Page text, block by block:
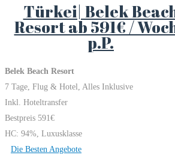
Türkei| Belek
Resort ab 591€ /
p.P.
Belek Beach Resort
7 Tage, Flug & Hotel, Alles Inklusive
Inkl. Hoteltransfer
Bestpreis 591€
HC: 94%, Luxusklasse
Die Besten Angebote